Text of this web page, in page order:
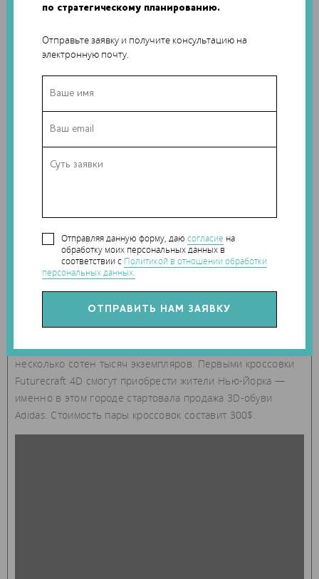
по стратегическому планированию.
Отправьте заявку и получите консультацию на
электронную почту.
Отправляя данную форму, даюсогласие на
обработку моих персональных данных в
соответствии с Политикой в отношении обработки
персональных данных.
решетчатой структуры — в подошве присутствует 20 000
распорок для распределения нагрузки. По заверениям
Adidas, обувь Futurecraft 4D отличается невероятным
Тестовая партия обуви в количестве 500 пар уже
напечатана, всего же в 2018 году Adidas изготовит
несколько сотен тысяч экземпляров. Первыми кроссовки
Futurecraft 4D смогут приобрести жители Нью-Йорка —
именно в этом городе стартовала продажа 3D-обуви
Adidas. Стоимость пары кроссовок составит 300$.